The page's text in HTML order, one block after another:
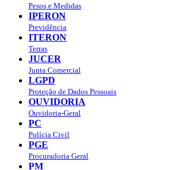
Pesos e Medidas
IPERON
Previdência
ITERON
Terras
JUCER
Junta Comercial
LGPD
Proteção de Dados Pessoais
OUVIDORIA
Ouvidoria-Geral
PC
Polícia Civil
PGE
Procuradoria Geral
PM